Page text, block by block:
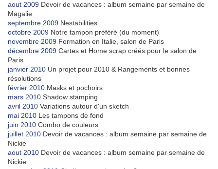
aout 2009 Devoir de vacances : album semaine par semaine de
Magalie
septembre 2009 Nestabilities
octobre 2009 Notre tampon préféré (du moment)
novembre 2009 Formation en Italie, salon de Paris
décembre 2009 Cartes et Home scrap créés pour le salon de
Paris
janvier 2010 Un projet pour 2010 & Rangements et bonnes
résolutions
février 2010 Masks et pochoirs
mars 2010 Shadow stamping
avril 2010 Variations autour d'un sketch
mai 2010 Les tampons de fond
juin 2010 Combo de couleurs
juillet 2010 Devoir de vacances : album semaine par semaine de
Nickie
aout 2010 Devoir de vacances : album semaine par semaine de
Nickie